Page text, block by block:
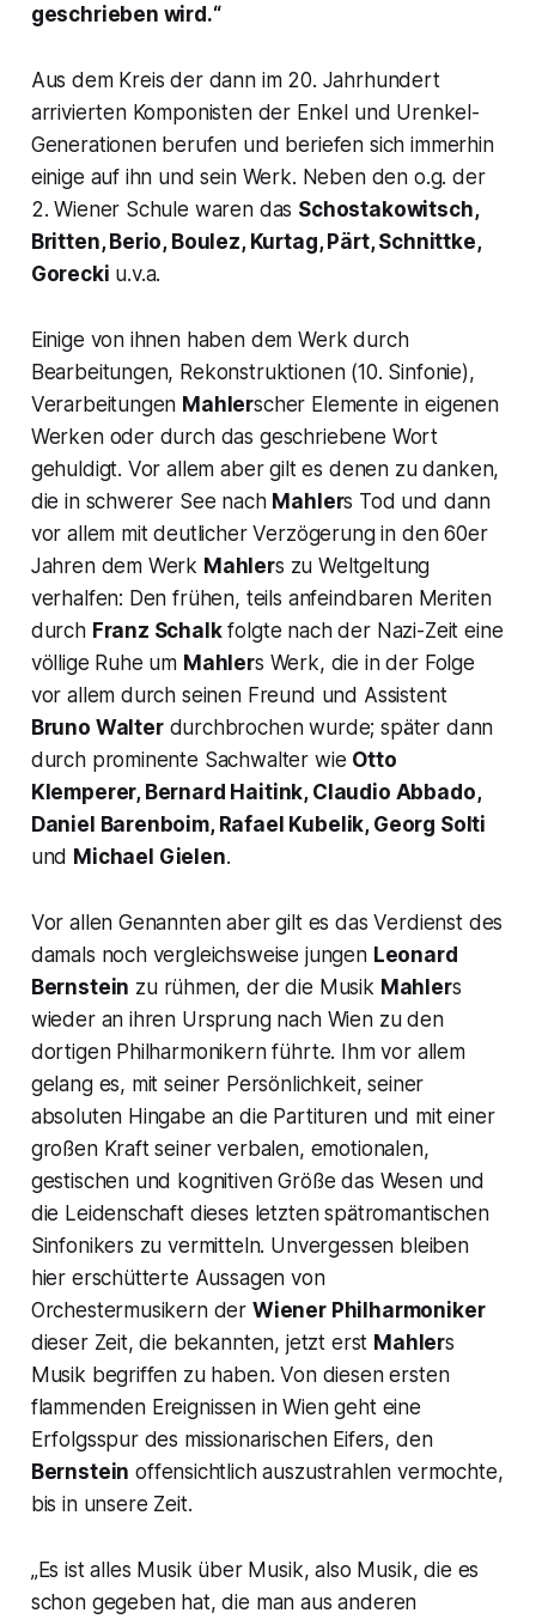
geschrieben wird.“
Aus dem Kreis der dann im 20. Jahrhundert
arrivierten Komponisten der Enkel und Urenkel-
Generationen berufen und beriefen sich immerhin
einige auf ihn und sein Werk. Neben den o.g. der
2. Wiener Schule waren das Schostakowitsch,
Britten, Berio, Boulez, Kurtag, Pärt, Schnittke,
Gorecki u.v.a.
Einige von ihnen haben dem Werk durch
Bearbeitungen, Rekonstruktionen (10. Sinfonie),
Verarbeitungen Mahlerscher Elemente in eigenen
Werken oder durch das geschriebene Wort
gehuldigt. Vor allem aber gilt es denen zu danken,
die in schwerer See nach Mahlers Tod und dann
vor allem mit deutlicher Verzögerung in den 60er
Jahren dem Werk Mahlers zu Weltgeltung
verhalfen: Den frühen, teils anfeindbaren Meriten
durch Franz Schalkfolgte nach der Nazi-Zeit eine
völlige Ruhe um Mahlers Werk, die in der Folge
vor allem durch seinen Freund und Assistent
Bruno Walterdurchbrochen wurde; später dann
durch prominente Sachwalter wie Otto
Klemperer, Bernard Haitink, Claudio Abbado,
Daniel Barenboim, Rafael Kubelik, Georg Solti
und Michael Gielen.
Vor allen Genannten aber gilt es das Verdienst des
damals noch vergleichsweise jungen Leonard
Bernstein zu rühmen, der die Musik Mahlers
wieder an ihren Ursprung nach Wien zu den
dortigen Philharmonikern führte. Ihm vor allem
gelang es, mit seiner Persönlichkeit, seiner
absoluten Hingabe an die Partituren und mit einer
großen Kraft seiner verbalen, emotionalen,
gestischen und kognitiven Größe das Wesen und
die Leidenschaft dieses letzten spätromantischen
Sinfonikers zu vermitteln. Unvergessen bleiben
hier erschütterte Aussagen von
Orchestermusikern der Wiener Philharmoniker
dieser Zeit, die bekannten, jetzt erst Mahlers
Musik begriffen zu haben. Von diesen ersten
flammenden Ereignissen in Wien geht eine
Erfolgsspur des missionarischen Eifers, den
Bernstein offensichtlich auszustrahlen vermochte,
bis in unsere Zeit.
„Es ist alles Musik über Musik, also Musik, die es
schon gegeben hat, die man aus anderen